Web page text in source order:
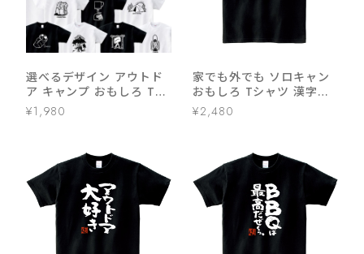
選べるデザイン アウトド
ア キャンプ おもしろ Tシ
ャツ sp09 テント 寝袋 は
んごう リュック 朝日
¥1,980
家でも外でも ソロキャン
おもしろ Tシャツ 漢字
ka500-159 和柄 一人 ぼ
っち キャンプ アウトドア
¥2,480